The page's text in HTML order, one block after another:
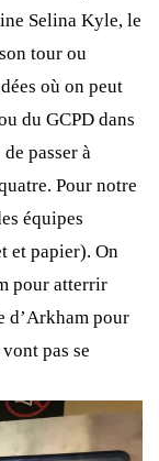
Selina Kyle, le
tour ou
où on peut
du GCPD dans
passer à
Pour notre
équipes
et papier). On
pour atterrir
d’Arkham pour
pas se